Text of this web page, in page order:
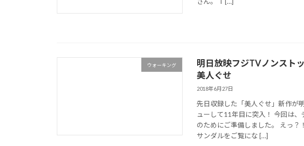
ウォーキング
明日放映フジTVノンスト
美人ぐせ
2018年6月27日
先日収録した「美人ぐせ」新作が
ューして11年目に突入！ 今回は
のためにご準備しました。 えっ？
サンダルをご覧にな […]